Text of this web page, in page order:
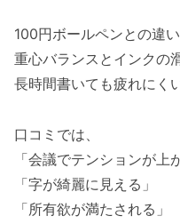
100円ボールペンとの違い
重心バランスとインクの
長時間書いても疲れにく
口コミでは、
「会議でテンションが上
「字が綺麗に見える」
「所有欲が満たされる」